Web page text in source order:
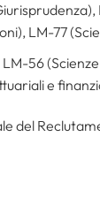
LM-77
56
e
del